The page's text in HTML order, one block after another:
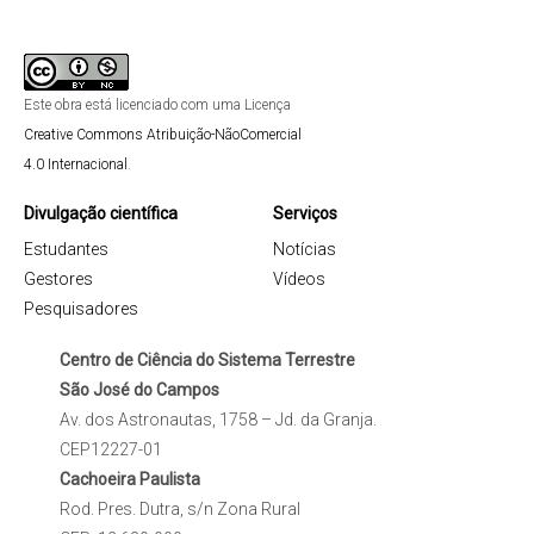
Este obra está licenciado com uma Licença
Creative Commons Atribuição-NãoComercial
4.0 Internacional .
Divulgação científica
Estudantes
Gestores
Pesquisadores
Serviços
Notícias
Vídeos
Centro de Ciência do Sistema Terrestre
São José do Campos
Av. dos Astronautas, 1758 – Jd. da Granja.
CEP12227-01
Cachoeira Paulista
Rod. Pres. Dutra, s/n Zona Rural